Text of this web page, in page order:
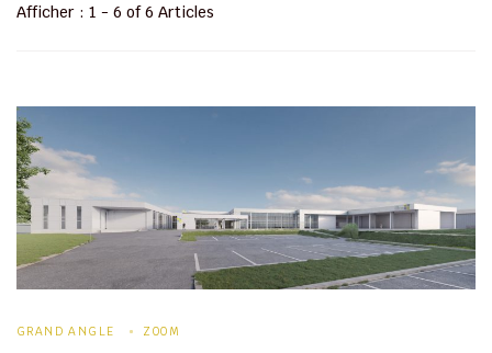
Afficher : 1 - 6 of 6 Articles
GRAND ANGLE ZOOM